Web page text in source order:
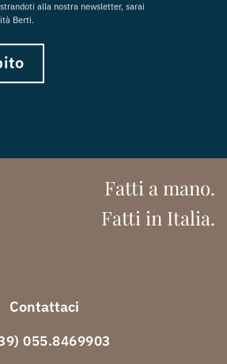
alla nostra newsletter, sarai
Berti.
Fatti a mano.
Fatti in Italia.
Contattaci
055.8469903